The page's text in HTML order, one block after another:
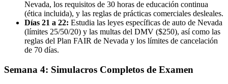
Nevada, los requisitos de 30 horas de educación continua
(ética incluida), y las reglas de prácticas comerciales desleales.
Días 21 a 22: Estudia las leyes específicas de auto de Nevada
(límites 25/50/20) y las multas del DMV ($250), así como las
reglas del Plan FAIR de Nevada y los límites de cancelación
de 70 días.
Semana 4: Simulacros Completos de Examen